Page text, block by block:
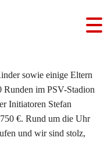
sowie einige Eltern
Runden im PSV-Stadion
Initiatoren Stefan
€. Rund um die Uhr
und wir sind stolz,